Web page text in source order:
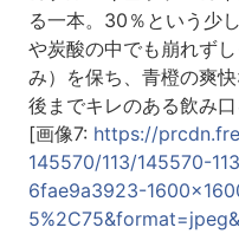
る一本。30％という少
や炭酸の中でも崩れず
み）を保ち、青橙の爽
後までキレのある飲み口
[画像7: https://
145570/113/145570-
6fae9a3923-